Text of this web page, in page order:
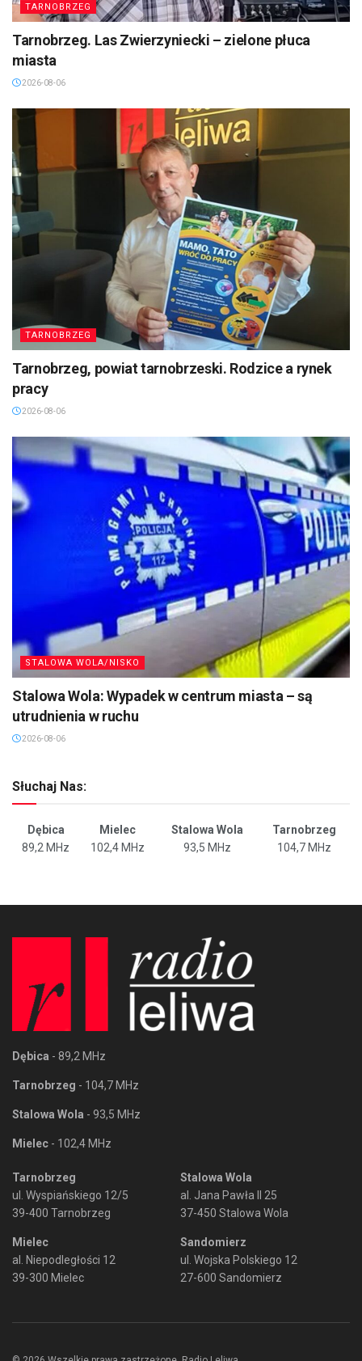
TARNOBRZEG
Tarnobrzeg. Las Zwierzyniecki – zielone płuca
miasta
2026-08-06
TARNOBRZEG
Tarnobrzeg, powiat tarnobrzeski. Rodzice a rynek
pracy
2026-08-06
STALOWA WOLA/NISKO
Stalowa Wola: Wypadek w centrum miasta – są
utrudnienia w ruchu
2026-08-06
Słuchaj Nas:
Dębica Mielec Stalowa Wola
Tarnobrzeg
89,2 MHz
102,4 MHz 93,5 MHz 104,7 MHz
Dębica - 89,2 MHz
Tarnobrzeg - 104,7 MHz
Stalowa Wola - 93,5 MHz
Mielec - 102,4 MHz
Tarnobrzeg
ul. Wyspiańskiego 12/5
39-400 Tarnobrzeg
Mielec
al. Niepodległości 12
39-300 Mielec
Stalowa Wola
al. Jana Pawła II 25
37-450 Stalowa Wola
Sandomierz
ul. Wojska Polskiego 12
27-600 Sandomierz